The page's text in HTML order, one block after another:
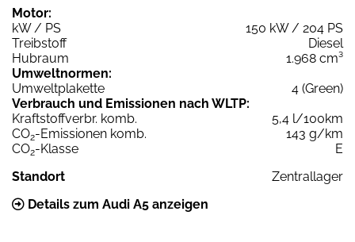
Motor:
kW / PS
150 kW / 204 PS
Treibstoff
Diesel
Hubraum
1.968 cm³
Umweltnormen:
Umweltplakette
4 (Green)
Verbrauch und Emissionen nach WLTP:
Kraftstoffverbr. komb.
5,4 l/100km
CO2-Emissionen komb.
143 g/km
CO2-Klasse
E
Standort
Zentrallager
Details zum Audi A5 anzeigen